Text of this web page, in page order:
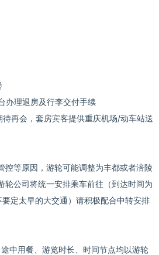
理退房及行李交付手续
再会，套房宾客提供重庆机场/动车站送
控等原因，游轮可能调整为丰都或者涪陵
轮公司将统一安排乘车前往（到达时间为
定太早的大交通）请积极配合中转安排
中用餐、游览时长、时间节点均以游轮